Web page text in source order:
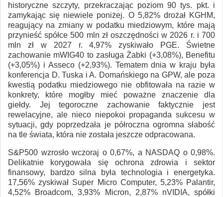
historyczne szczyty, przekraczając poziom 90 tys. pkt. i
zamykając się niewiele poniżej. O 5,82% drożał KGHM,
reagujący na zmiany w podatku miedziowym, które mają
przynieść spółce 500 mln zł oszczędności w 2026 r. i 700
mln zł w 2027 r. 4,97% zyskiwało PGE. Świetne
zachowanie mWIG40 to zasługa Żabki (+3,08%), Benefitu
(+3,05%) i Asseco (+2,93%). Tematem dnia w kraju była
konferencja D. Tuska i A. Domańskiego na GPW, ale poza
kwestią podatku miedziowego nie obfitowała na razie w
konkrety, które mogłby mieć poważne znaczenie dla
giełdy. Jej tegoroczne zachowanie faktycznie jest
rewelacyjne, ale nieco niepokoi propaganda sukcesu w
sytuacji, gdy poprzedzała je półroczna ogromna słabość
na tle świata, która nie została jeszcze odpracowana.
S&P500 wzrosło wczoraj o 0,67%, a NASDAQ o 0,98%.
Delikatnie korygowała się ochrona zdrowia i sektor
finansowy, bardzo silna była technologia i energetyka.
17,56% zyskiwał Super Micro Computer, 5,23% Palantir,
4,52% Broadcom, 3,93% Micron, 2,87% nVIDIA, spółki